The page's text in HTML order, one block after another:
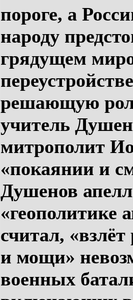
пороге, а
народу
грядущем
решающую
учитель
митрополит
«покаянии и
Душенов
«геополитике
считал,
и мощи»
военных